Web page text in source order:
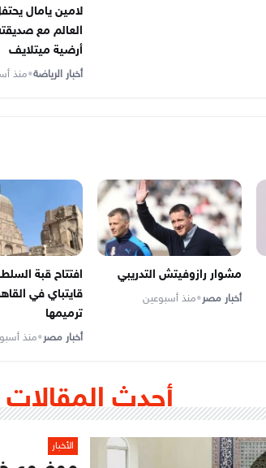
لامين يامال
العالم مع
أرضية ميتلايف
أخبار الرياضة•منذ
مشوار رازوفيتش التدريبي
أخبار مصر•منذ أسبوعين
افتتاح قبة
قايتباي في
ترميمها
أخبار مصر•منذ
أحدث المقالات
الأخبار